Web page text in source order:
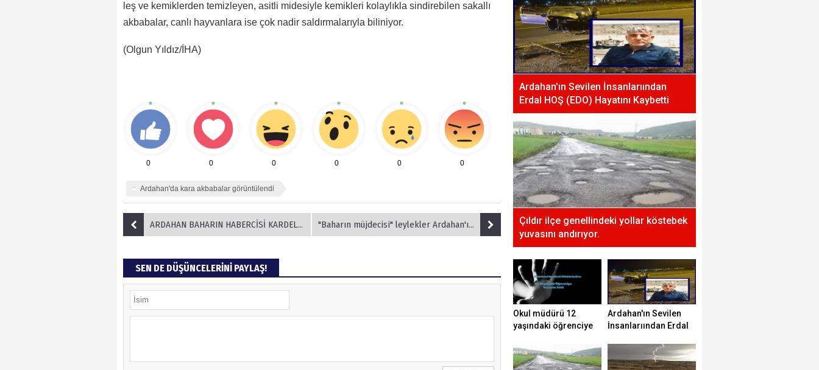
leş ve kemiklerden temizleyen, asitli midesiyle kemikleri kolaylıkla sindirebilen sakallı
akbabalar, canlı hayvanlara ise çok nadir saldırmalarıyla biliniyor.
(Olgun Yıldız/İHA)
0 0 0 0 0 0
Ardahan'da kara akbabalar görüntülendi
ARDAHAN BAHARIN HABERCİSİ KARDELENLER ÇİÇEK AÇTI "Baharın müjdecisi" leylekler Ardahan'ı renklendirdi
SEN DE DÜŞÜNCELERİNİ PAYLAŞ!
Ardahan'ın Sevilen İnsanlarıından
Erdal HOŞ (EDO) Hayatını Kaybetti
Çıldır ilçe genellindeki yollar köstebek
yuvasını andırıyor.
Okul müdürü 12
yaşındaki öğrenciye
Ardahan'ın Sevilen
İnsanlarıından Erdal